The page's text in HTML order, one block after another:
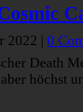
2022 | 0
Death
höchst